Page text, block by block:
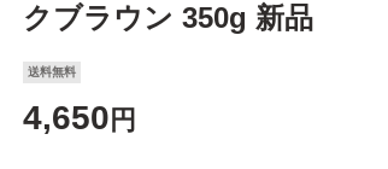
クブラウン 350g 新品
送料無料
4,650 円